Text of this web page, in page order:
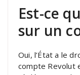
Est-ce
sur un
Oui, l’État a le
compte Revolut